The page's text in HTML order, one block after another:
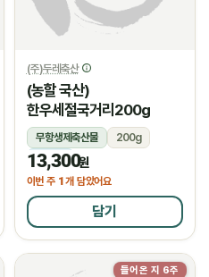
(주)두레축산
(농할 국산)
한우세절국거리200g
무항생제축산물
200g
냉장
13,300원
이번 주 1개 담았어요
담기
들어온 지 6주